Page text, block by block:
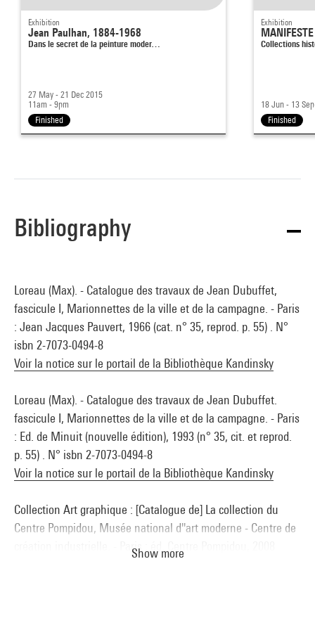
Exhibition
Jean Paulhan, 1884-1968
Dans le secret de la peinture moder…
27 May - 21 Dec 2015
11am - 9pm
Finished
Exhibition
Collections
18 Jun - 13
Finished
Bibliography
Loreau (Max). - Catalogue des travaux de Jean Dubuffet,
fascicule I, Marionnettes de la ville et de la campagne. - Paris
: Jean Jacques Pauvert, 1966 (cat. n° 35, reprod. p. 55) . N°
isbn 2-7073-0494-8
Voir la notice sur le portail de la Bibliothèque Kandinsky
Loreau (Max). - Catalogue des travaux de Jean Dubuffet.
fascicule I, Marionnettes de la ville et de la campagne. - Paris
: Ed. de Minuit (nouvelle édition), 1993 (n° 35, cit. et reprod.
p. 55) . N° isbn 2-7073-0494-8
Voir la notice sur le portail de la Bibliothèque Kandinsky
Collection Art graphique : [Catalogue de] La collection du
Centre Pompidou, Musée national d''art moderne - Centre de
création industrielle. - Paris : éd. Centre Pompidou, 2008
Show more